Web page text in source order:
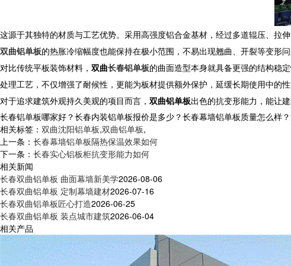
这源于其独特的材质与工艺优势。采用高强度铝合金基材，经过多道辊压、拉
双曲铝单板的热胀冷缩幅度也能保持在极小范围，不易出现翘曲、开裂等变形问
对比传统平板装饰材料， 双曲长春铝单板的曲面造型本身就具备更强的结构稳
处理工艺，不仅增强了耐候性，更能为板材提供额外保护，延缓长期使用中的性
对于追求建筑外观持久美观的项目而言， 双曲铝单板出色的抗变形能力，能让
长春铝单板哪家好？长春内装铝单板报价是多少？长春幕墙铝单板质量怎么
相关标签： 双曲沈阳铝单板,双曲铝单板,
上一条： 长春幕墙铝单板隔热保温效果如何
下一条： 长春实心铝板柜抗变形能力如何
相关新闻
长春双曲铝单板 曲面幕墙新美学2026-08-06
长春双曲铝单板 定制幕墙建材2026-07-16
长春双曲铝单板匠心打造2026-06-25
长春双曲铝单板 装点城市建筑2026-06-04
相关产品